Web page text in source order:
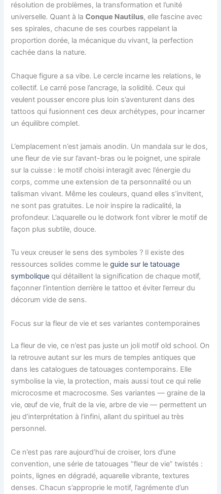
résolution de problèmes, la transformation et l’unité
universelle. Quant à laConque Nautilus, elle fascine avec
ses spirales, chacune de ses courbes rappelant la
proportion dorée, la mécanique du vivant, la perfection
cachée dans la nature.
Chaque figure a sa vibe. Le cercle incarne les relations, le
collectif. Le carré pose l’ancrage, la solidité. Ceux qui
veulent pousser encore plus loin s’aventurent dans des
tattoos qui fusionnent ces deux archétypes, pour incarner
un équilibre complet.
L’emplacement n’est jamais anodin. Un mandala sur le dos,
une fleur de vie sur l’avant-bras ou le poignet, une spirale
sur la cuisse : le motif choisi interagit avec l’énergie du
corps, comme une extension de ta personnalité ou un
talisman vivant. Même les couleurs, quand elles s’invitent,
ne sont pas gratuites. Le noir inspire la radicalité, la
profondeur. L’aquarelle ou le dotwork font vibrer le motif de
façon plus subtile, douce.
Tu veux creuser le sens des symboles ? Il existe des
ressources solides comme leguide sur le tatouage
symbolique qui détaillent la signification de chaque motif,
façonner l’intention derrière le tattoo et éviter l’erreur du
décorum vide de sens.
Focus sur la fleur de vie et ses variantes contemporaines
La fleur de vie, ce n’est pas juste un joli motif old school. On
la retrouve autant sur les murs de temples antiques que
dans les catalogues de tatouages contemporains. Elle
symbolise la vie, la protection, mais aussi tout ce qui relie
microcosme et macrocosme. Ses variantes — graine de la
vie, œuf de vie, fruit de la vie, arbre de vie — permettent un
jeu d’interprétation à l’infini, allant du spirituel au très
personnel.
Ce n’est pas rare aujourd’hui de croiser, lors d’une
convention, une série de tatouages “fleur de vie” twistés :
points, lignes en dégradé, aquarelle vibrante, textures
denses. Chacun s’approprie le motif, l’agrémente d’un